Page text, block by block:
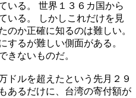
いる。 世界１３６カ国から
いる。 しかしこれだけを見
のか正確に知るのは難しい。
するが難しい側面がある。
きないものだ。
ドルを超えたという先月２９
あるだけに、台湾の寄付額が